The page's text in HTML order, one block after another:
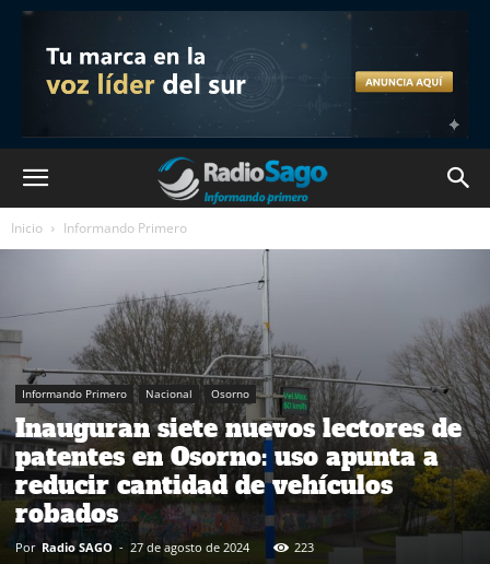
Inicio Informando Primero
Informando Primero Nacional Osorno
Inauguran siete nuevos lectores de
patentes en Osorno: uso apunta a
reducir cantidad de vehículos
robados
Por Radio SAGO - 27 de agosto de 2024 223